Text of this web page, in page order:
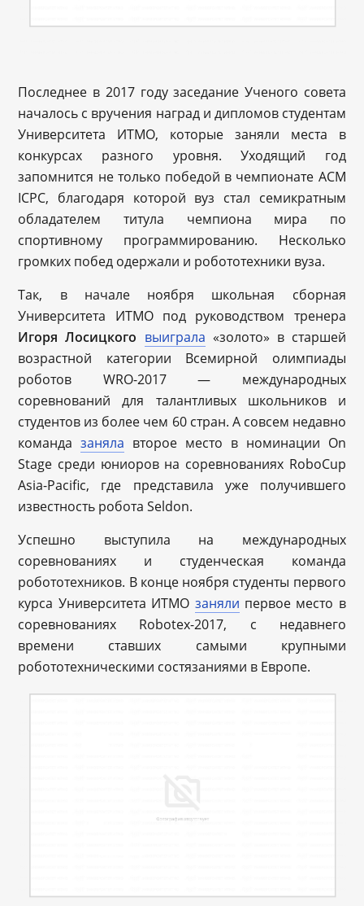
Последнее в 2017 году заседание Ученого совета
началось с вручения наград и дипломов студентам
Университета ИТМО, которые заняли места в
конкурсах разного уровня. Уходящий год
запомнится не только победой в чемпионате ACM
ICPC, благодаря которой вуз стал семикратным
обладателем титула чемпиона мира по
спортивному программированию. Несколько
громких побед одержали и робототехники вуза.
Так, в начале ноября школьная сборная
Университета ИТМО под руководством тренера
Игоря Лосицкого выиграла «золото» в старшей
возрастной категории Всемирной олимпиады
роботов WRO-2017 — международных
соревнований для талантливых школьников и
студентов из более чем 60 стран. А совсем недавно
командазаняла второе место в номинации On
Stage среди юниоров на соревнованиях RoboCup
Asia-Pacific, где представила уже получившего
известность робота Seldon.
Успешно выступила на международных
соревнованиях и студенческая команда
робототехников. В конце ноября студенты первого
курса Университета ИТМО заняли первое место в
соревнованиях Robotex-2017, с недавнего
времени ставших самыми крупными
робототехническими состязаниями в Европе.